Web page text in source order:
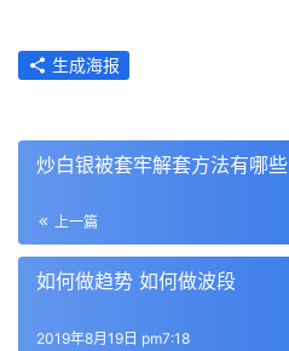
生成海报
炒白银被套牢解套方法有哪些
上一篇
如何做趋势 如何做波段
2019年8月19日 pm7:18